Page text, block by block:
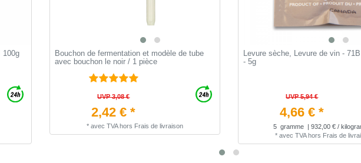
100g
Bouchon de fermentation et modèle de tube
avec bouchon le noir / 1 pièce
UVP 3,08 €
2,42 € *
* avec TVAhors Frais de livraison
Levure sèche, Levure de vin -
- 5g
UVP 5,94 €
4,66 € *
5 gramme
| 932,00 € /
* avec TVAhors Frais de